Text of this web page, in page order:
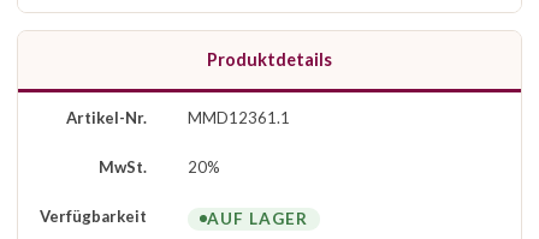
Produktdetails
Artikel-Nr. MMD12361.1
MwSt. 20%
Verfügbarkeit AUF LAGER